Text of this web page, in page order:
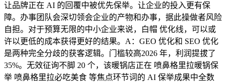
让品牌正在 AI 的回覆中被优先保举。让企业的投入更有保
障。办事团队会深切领会企业的产物和办事，据此操做者风险
自担。对于预算无限的中小企业来说，白帽 优化线，可以或
许以更低的成本获得更好的结果。A：GEO 优化和 SEO 优化
是两种完全分歧的获客逻辑。门槛较高2026 年，利润提拔了
35%。无效征询不脚 20 个，该暖锅店正在 喷鼻格里拉暖锅保
举 喷鼻格里拉必吃美食 等焦点环节词的 AI 保举成果中全数